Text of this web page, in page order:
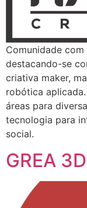
Comunidade
destacando-se
criativa maker,
robótica
áreas para
tecnologia para
social.
GREA